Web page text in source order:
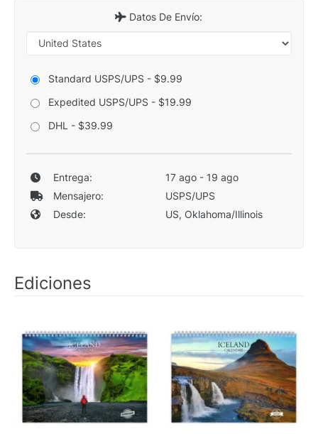
Datos De Envío:
Standard USPS/UPS - $9.99
Expedited USPS/UPS - $19.99
DHL - $39.99
Entrega:
17 ago - 19 ago
Mensajero:
USPS/UPS
Desde:
US, Oklahoma/Illinois
Ediciones